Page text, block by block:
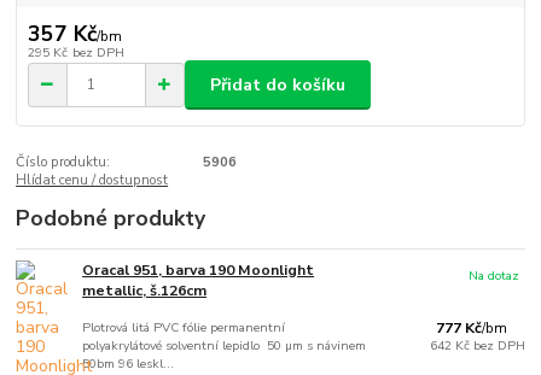
357 Kč/bm
295 Kč bez DPH
Přidat do košíku
Číslo produktu:
5906
Hlídat cenu / dostupnost
Podobné produkty
Oracal 951, barva 190 Moonlight
metallic, š.126cm
Plotrová litá PVC fólie permanentní
polyakrylátové solventní lepidlo 50 µm s návinem
50bm 96 leskl...
777 Kč/bm
642 Kč bez DPH
Na dotaz